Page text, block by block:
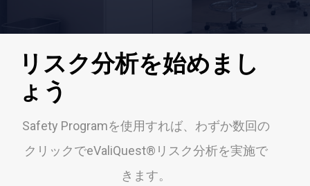
the
next
リスク分析を始めまし
ょう
Safety Programを使用すれば、わずか数回の
クリックでeValiQuest®リスク分析を実施で
きます。